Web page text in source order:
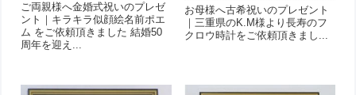
ご両親様へ金婚式祝いのプレゼ
ント｜キラキラ似顔絵名前ポエ
ム をご依頼頂きました 結婚50
周年を迎え...
お母様へ古希祝いのプレゼント
｜三重県のK.M様より長寿のフ
クロウ時計をご依頼頂きまし...